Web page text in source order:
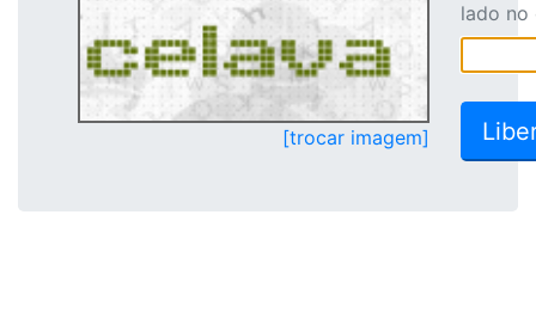
[trocar imagem]
lado no